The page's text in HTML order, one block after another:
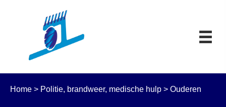
Home > Politie, brandweer, medische hulp > Ouderen